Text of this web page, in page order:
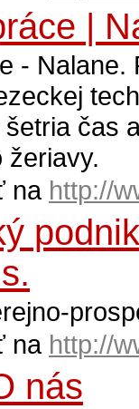
|
-
čas
žeriavy.
na http://
na http://
nás